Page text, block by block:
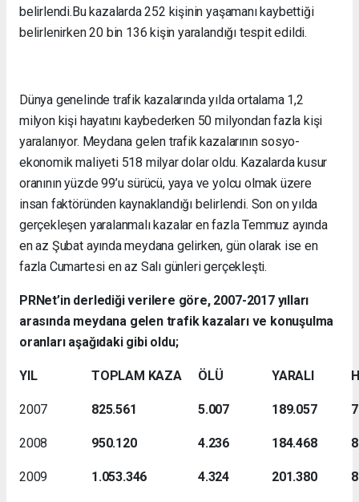
belirlendi.Bu kazalarda 252 kişinin yaşamanı kaybettiği
belirlenirken 20 bin 136 kişin yaralandığı tespit edildi.
Dünya genelinde trafik kazalarında yılda ortalama 1,2
milyon kişi hayatını kaybederken 50 milyondan fazla kişi
yaralanıyor. Meydana gelen trafik kazalarının sosyo-
ekonomik maliyeti 518 milyar dolar oldu. Kazalarda kusur
oranının yüzde 99’u sürücü, yaya ve yolcu olmak üzere
insan faktöründen kaynaklandığı belirlendi. Son on yılda
gerçekleşen yaralanmalı kazalar en fazla Temmuz ayında
en az Şubat ayında meydana gelirken, gün olarak ise en
fazla Cumartesi en az Salı günleri gerçekleşti.
PRNet’in derlediği verilere göre, 2007-2017 yılları
arasında meydana gelen trafik kazaları ve konuşulma
oranları aşağıdaki gibi oldu;
YIL TOPLAM KAZA ÖLÜ YARALI
2007 825.561 5.007 189.057
2008 950.120 4.236 184.468
2009 1.053.346 4.324 201.380